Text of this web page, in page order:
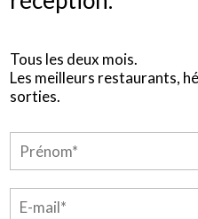
Tous les deux mois.
Les meilleurs restaurants,
sorties.